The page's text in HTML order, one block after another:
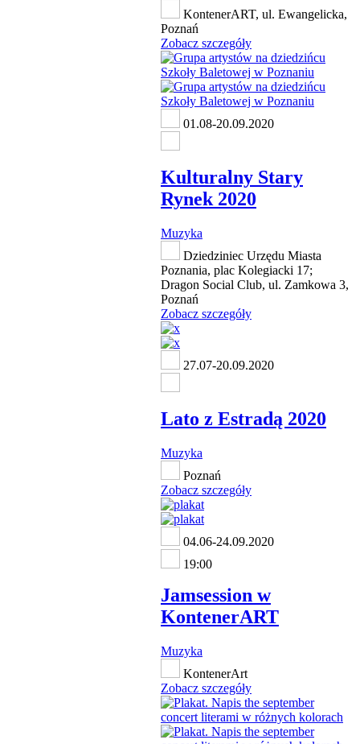
KontenerART, ul. Ewangelicka,
Poznań
Zobacz szczegóły
01.08-20.09.2020
Kulturalny Stary
Rynek 2020
Muzyka
Dziedziniec Urzędu Miasta
Poznania, plac Kolegiacki 17;
Dragon Social Club, ul. Zamkowa 3,
Poznań
Zobacz szczegóły
27.07-20.09.2020
Lato z Estradą 2020
Muzyka
Poznań
Zobacz szczegóły
04.06-24.09.2020
19:00
Jamsession w
KontenerART
Muzyka
KontenerArt
Zobacz szczegóły